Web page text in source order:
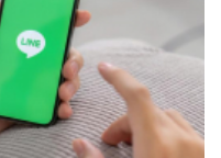
面對新型態詐騙時能更快